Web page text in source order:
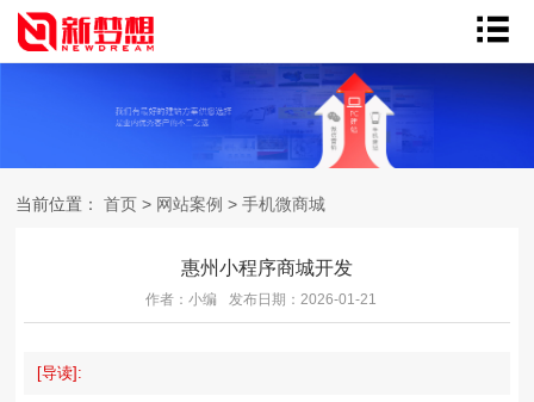
当前位置： 首页 > 网站案例 > 手机微商城
惠州小程序商城开发
作者：小编 发布日期：2026-01-21
[导读]: